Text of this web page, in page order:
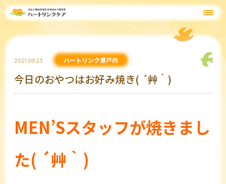
2021.09.23 ハートリンク瀬戸内
今日のおやつはお好み焼き( ´艸｀)
MEN’Sスタッフが焼きまし
た( ´艸｀)